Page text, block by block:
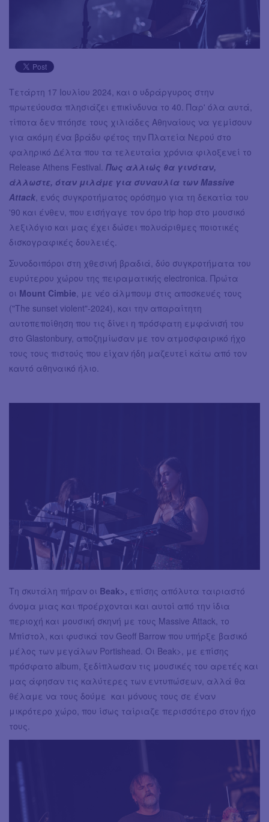
Τετάρτη 17 Ιουλίου 2024, και ο υδράργυρος στην
πρωτεύουσα πλησιάζει επικίνδυνα το 40. Παρ' όλα αυτά,
τίποτα δεν πτόησε τους χιλιάδες Αθηναίους να γεμίσουν
για ακόμη ένα βράδυ φέτος την Πλατεία Νερού στο
φαληρικό Δέλτα που τα τελευταία χρόνια φιλοξενεί το
Release Athens Festival. Πως αλλιώς θα γινόταν,
άλλωστε, όταν μιλάμε για συναυλία των Massive
Attack , ενός συγκροτήματος ορόσημο για τη δεκατία του
'90 και ένθεν, που εισήγαγε τον όρο trip hop στο μουσικό
λεξιλόγιο και μας έχει δώσει πολυάριθμες ποιοτικές
δισκογραφικές δουλειές.
Συνοδοιπόροι στη χθεσινή βραδιά, δύο συγκροτήματα του
ευρύτερου χώρου της πειραματικής electronica. Πρώτα
οι Mount Cimbie , με νέο άλμπουμ στις αποσκευές τους
("The sunset violent"-2024), και την απαραίτητη
αυτοπεποίθηση που τις δίνει η πρόσφατη εμφάνισή του
στο Glastonbury, αποζημίωσαν με τον ατμοσφαιρικό ήχο
τους τους πιστούς που είχαν ήδη μαζευτεί κάτω από τον
καυτό αθηναικό ήλιο.
Tη σκυτάλη πήραν οι Beak>, επίσης απόλυτα ταιριαστό
όνομα μιας και προέρχονται και αυτοί από την ίδια
περιοχή και μουσική σκηνή με τους Massive Attack, το
Μπίστολ, και φυσικά τον Geoff Barrow που υπήρξε βασικό
μέλος των μεγάλων Portishead. Οι Beak>, με επίσης
πρόσφατο album, ξεδίπλωσαν τις μουσικές του αρετές και
μας άφησαν τις καλύτερες των εντυπώσεων, αλλά θα
θέλαμε να τους δούμε και μόνους τους σε έναν
μικρότερο χώρο, που ίσως ταίριαζε περισσότερο στον ήχο
τους.